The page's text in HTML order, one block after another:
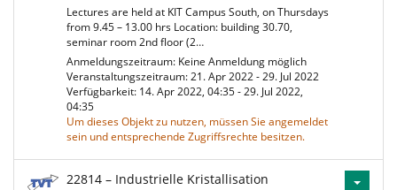
Lectures are held at KIT Campus South, on Thursdays
from 9.45 – 13.00 hrs Location: building 30.70,
seminar room 2nd floor (2…
Anmeldungszeitraum: Keine Anmeldung möglich
Veranstaltungszeitraum: 21. Apr 2022 - 29. Jul 2022
Verfügbarkeit: 14. Apr 2022, 04:35 - 29. Jul 2022,
04:35
Um dieses Objekt zu nutzen, müssen Sie angemeldet
sein und entsprechende Zugriffsrechte besitzen.
22814 – Industrielle Kristallisation